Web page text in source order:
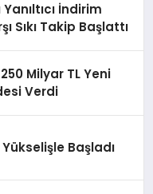
İndirim
Sıkı Takip Başlattı
Milyar TL Yeni
Verdi
Başladı